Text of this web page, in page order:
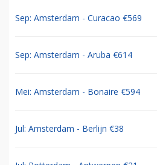
Sep: Amsterdam - Curacao €569
Sep: Amsterdam - Aruba €614
Mei: Amsterdam - Bonaire €594
Jul: Amsterdam - Berlijn €38